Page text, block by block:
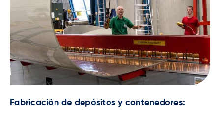
Fabricación de depósitos y contenedores: